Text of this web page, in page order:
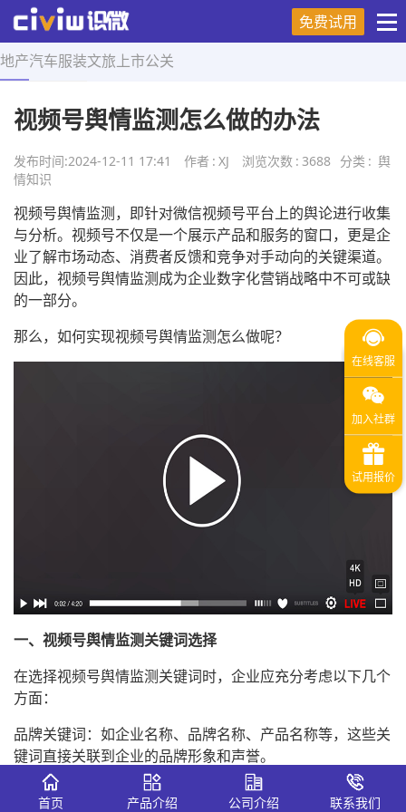
免费试用
地产汽车服装文旅 上市公关
首页 > 舆情知识 > 正文
视频号舆情监测怎么做的办法
发布时间:2024-12-11 17:41 作者 : XJ 浏览次数 : 3688 分类 : 舆
情知识
视频号舆情监测，即针对微信视频号平台上的舆论进行收集
与分析。视频号不仅是一个展示产品和服务的窗口，更是企
业了解市场动态、消费者反馈和竞争对手动向的关键渠道。
因此，视频号舆情监测成为企业数字化营销战略中不可或缺
的一部分。
那么，如何实现视频号舆情监测怎么做呢？
一、视频号舆情监测关键词选择
在选择视频号舆情监测关键词时，企业应充分考虑以下几个
方面：
品牌关键词：如企业名称、品牌名称、产品名称等，这些关
键词直接关联到企业的品牌形象和声誉。
行业关键词：与所在行业相关的热门词汇或趋势，有助于了
首页 产品介绍 公司介绍 联系我们